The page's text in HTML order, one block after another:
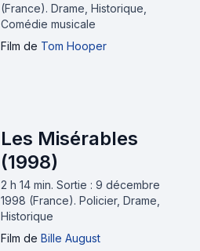
(France). Drame, Historique,
Comédie musicale
Film de Tom Hooper
Les Misérables
(1998)
2 h 14 min. Sortie : 9 décembre
1998 (France). Policier, Drame,
Historique
Film de Bille August